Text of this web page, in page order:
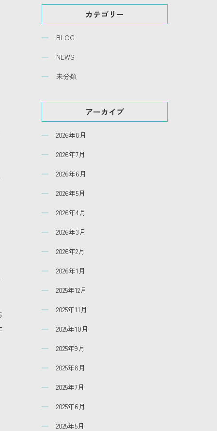
カテゴリー
BLOG
NEWS
未分類
アーカイブ
2026年8月
2026年7月
2026年6月
2026年5月
2026年4月
2026年3月
2026年2月
2026年1月
2025年12月
2025年11月
2025年10月
2025年9月
2025年8月
2025年7月
2025年6月
2025年5月